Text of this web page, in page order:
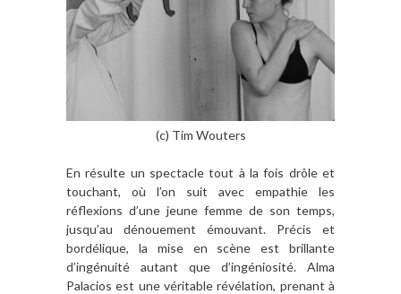
(c) Tim Wouters
En résulte un spectacle tout à la fois drôle et
touchant, où l’on suit avec empathie les
réflexions d’une jeune femme de son temps,
jusqu’au dénouement émouvant. Précis et
bordélique, la mise en scène est brillante
d’ingénuité autant que d’ingéniosité. Alma
Palacios est une véritable révélation, prenant à